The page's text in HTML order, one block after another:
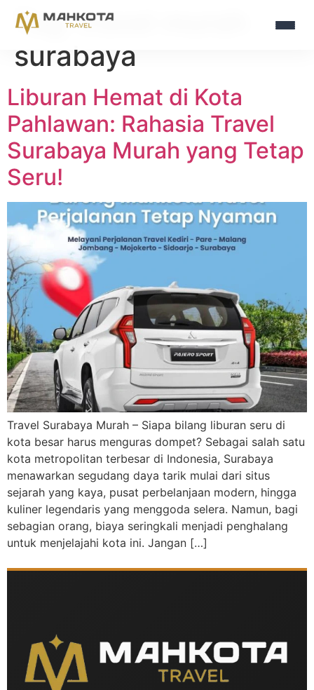
Tag:travel murah
surabaya
Liburan Hemat di Kota
Pahlawan: Rahasia Travel
Surabaya Murah yang Tetap
Seru!
Travel Surabaya Murah – Siapa bilang liburan seru di
kota besar harus menguras dompet? Sebagai salah satu
kota metropolitan terbesar di Indonesia, Surabaya
menawarkan segudang daya tarik mulai dari situs
sejarah yang kaya, pusat perbelanjaan modern, hingga
kuliner legendaris yang menggoda selera. Namun, bagi
sebagian orang, biaya seringkali menjadi penghalang
untuk menjelajahi kota ini. Jangan […]